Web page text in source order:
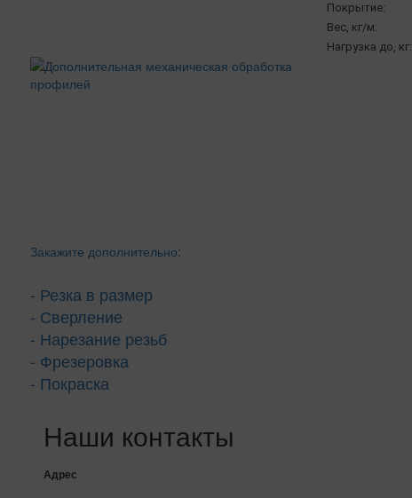
Покрытие:
Вес, кг/м:
Нагрузка до, кг:
Закажите дополнительно:
- Резка в размер
- Сверление
- Нарезание резьб
- Фрезеровка
- Покраска
Наши контакты
Адрес